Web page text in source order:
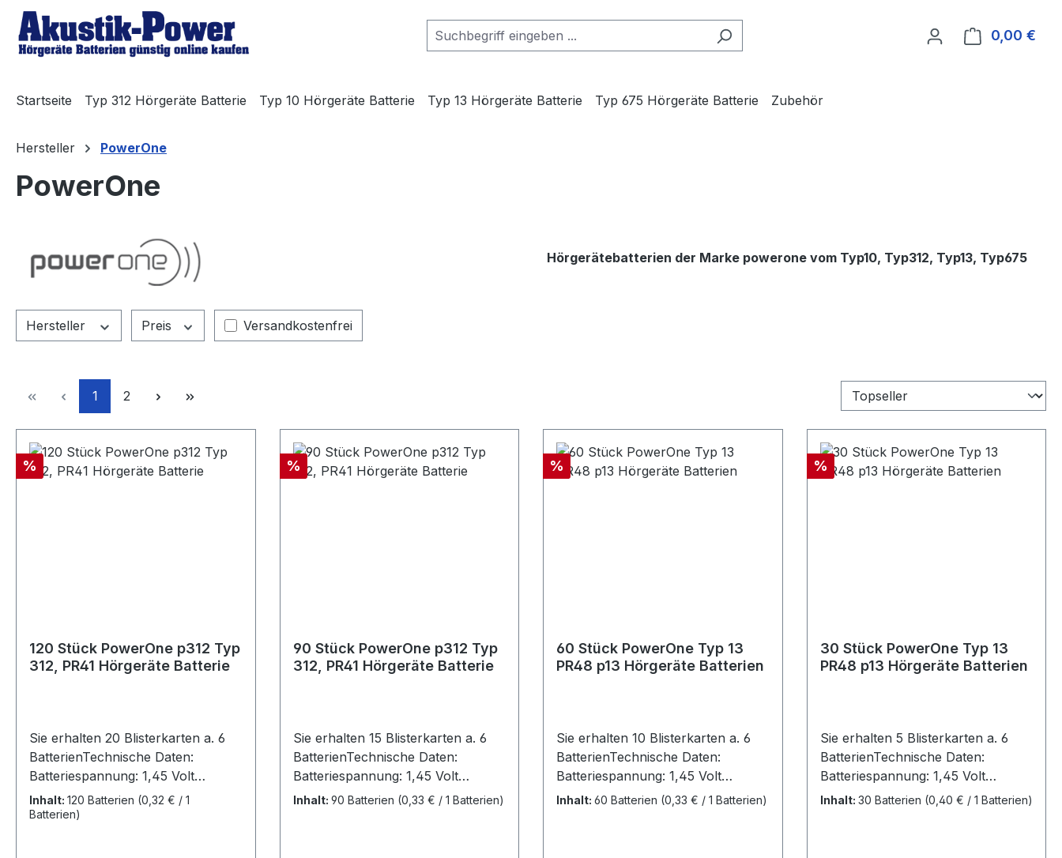
Hauptinhalt springen
Zur Suche springen
Zur Hauptnavigation springen
0,00 €
Startseite Typ 312 Hörgeräte Batterie Typ 10 Hörgeräte Batterie Typ 13 Hörgeräte Batterie Typ 675 Hörgeräte Batterie Zubehör
Hersteller PowerOne
PowerOne
Hörgerätebatterien der Marke powerone vom Typ10, Typ312, Typ13, Typ675
Hersteller Preis Filter hinzufügen: Versandkostenfrei
Versandkostenfrei
Seite
1 Seite
2
Rabatt
%
120 Stück PowerOne p312 Typ
312, PR41 Hörgeräte Batterie
Sie erhalten 20 Blisterkarten a. 6
BatterienTechnische Daten:
Batteriespannung: 1,45 Volt
Batteriegröße: 312
Farbkennzeichnung: braun
Inhalt: 120 Batterien (0,32 € / 1
Batterien)
Rabatt
%
90 Stück PowerOne p312 Typ
312, PR41 Hörgeräte Batterie
Sie erhalten 15 Blisterkarten a. 6
BatterienTechnische Daten:
Batteriespannung: 1,45 Volt
Batteriegröße: 312
Inhalt: 90 Batterien (0,33 € / 1 Batterien)
Rabatt
%
60 Stück PowerOne Typ 13
PR48 p13 Hörgeräte Batterien
Sie erhalten 10 Blisterkarten a. 6
BatterienTechnische Daten:
Batteriespannung: 1,45 Volt
Batteriegröße: 13 PR48
Inhalt: 60 Batterien (0,33 € / 1 Batterien)
Rabatt
%
30 Stück PowerOne Typ 13
PR48 p13 Hörgeräte Batterien
Sie erhalten 5 Blisterkarten a. 6
BatterienTechnische Daten:
Batteriespannung: 1,45 Volt
Batteriegröße: 13 PR48
Inhalt: 30 Batterien (0,40 € / 1 Batterien)